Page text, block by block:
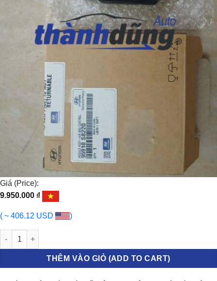
Giá (Price):
9.950.000 ₫
( ~ 406.12 USD )
HỘP ĐIỀU KHIỂN TÚI KHÍ HYUNDAI PALASIDE 2023 |
THÊM VÀO GIỎ (ADD TO CART)